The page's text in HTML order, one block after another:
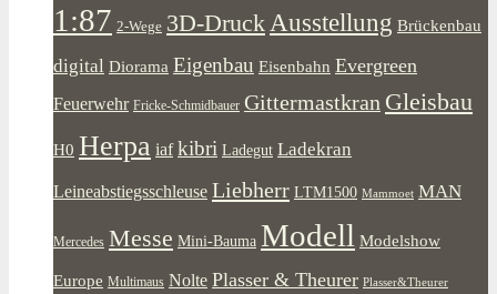
1:87 2-Wege 3D-Druck Ausstellung Brückenbau
digital Diorama Eigenbau Eisenbahn Evergreen
Feuerwehr Fricke-Schmidbauer Gittermastkran Gleisbau
H0 Herpa iaf kibri Ladegut Ladekran
Leineabstiegsschleuse Liebherr LTM1500 Mammoet MAN
Mercedes Messe Mini-Bauma Modell Modelshow
Europe Multimaus Nolte Plasser & Theurer Plasser&Theurer